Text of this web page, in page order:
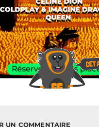
UN COMMENTAIRE